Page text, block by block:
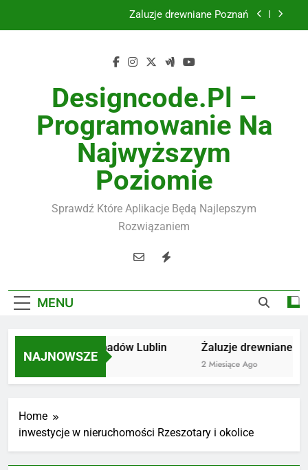
Żaluzje drewniane Poznań
Wysokiej jakości spławik elektryczny
Utylizacja odpadów Lublin
Żaluzje drewniane Poznań
Instalacje elektryczne Gdańsk
Wysokiej jakości spławik elektryczny
Designcode.pl –
Programowanie Na
Najwyższym
Poziomie
Sprawdź Które Aplikacje Będą Najlepszym
Rozwiązaniem
MENU
NAJNOWSZE
Utylizacja odpadów Lublin
2 Miesiące Ago
Żaluzje drewniane
2 Miesiące Ago
Home
inwestycje w nieruchomości Rzeszotary i okolice